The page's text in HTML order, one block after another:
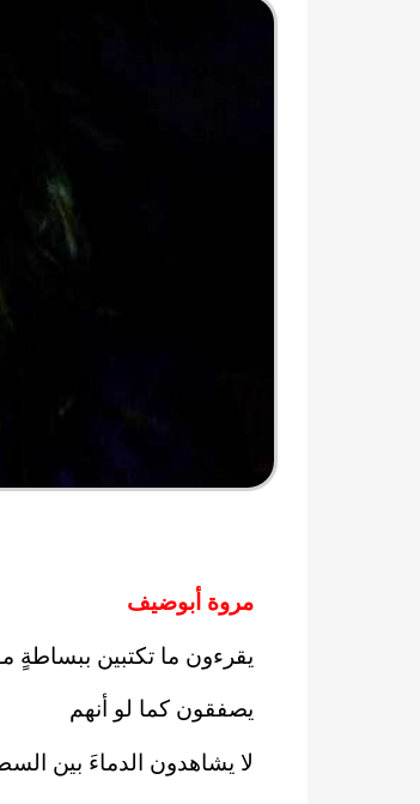
مروة أبوضيف
يقرءون ما تكتبين ببساطةٍ
يصفقون كما لو أنهم
لا يشاهدون الدماءَ بين